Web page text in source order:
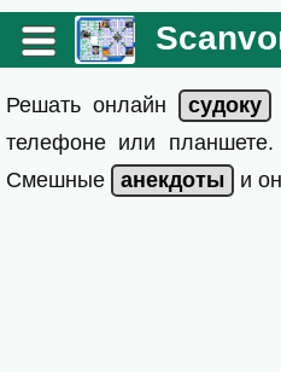
Решать онлайн
телефоне или
Смешные
и